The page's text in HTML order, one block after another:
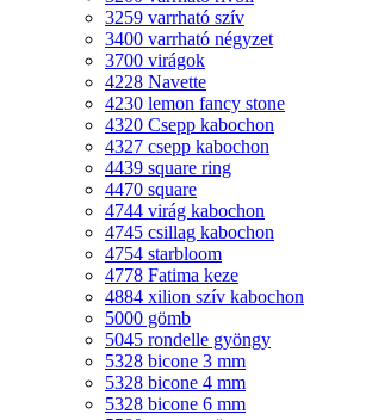
3259 varrható szív
3400 varrható négyzet
3700 virágok
4228 Navette
4230 lemon fancy stone
4320 Csepp kabochon
4327 csepp kabochon
4439 square ring
4470 square
4744 virág kabochon
4745 csillag kabochon
4754 starbloom
4778 Fatima keze
4884 xilion szív kabochon
5000 gömb
5045 rondelle gyöngy
5328 bicone 3 mm
5328 bicone 4 mm
5328 bicone 6 mm